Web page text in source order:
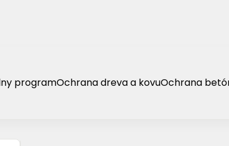
programOchrana dreva a kovuOchrana